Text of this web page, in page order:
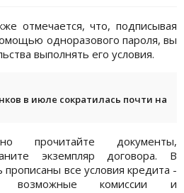
отмечается, что, подписывая
одноразового пароля, вы
выполнять его условия.
в июле сократилась почти на
прочитайте документы,
экземпляр договора. В
все условия кредита -
возможные комиссии и